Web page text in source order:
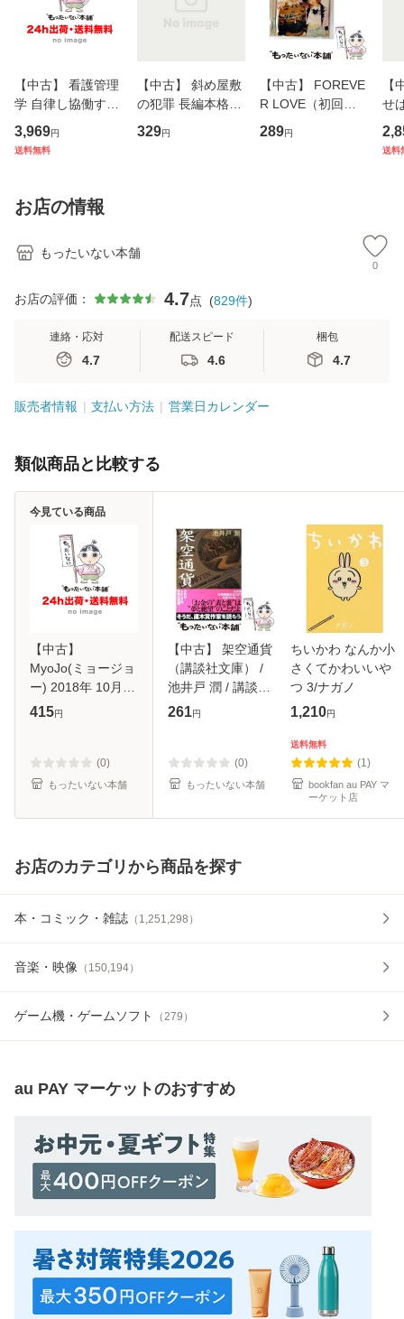
【中古】 看護管理
学 自律し協働する
専門職の看護マネ
ジメントスキル 改
恵 藤本幸三 / 南江
堂 [単行
3,969円
送料無料
【中古】 斜め屋敷
の犯罪 長編本格推
理小説 (光文社文
庫) / 島田荘司 / 光
329円
【中古】 FOREVE
R LOVE（初回生
産限定盤） / 清水
翔太×加藤ミリヤ /
289円
【
せ
タ
送料
お店の情報
もったいない本舗
0
お店の評価： 4.7点 (829件)
連絡・応対
4.7
配送スピード
4.6
梱包
4.7
販売者情報 支払い方法 営業日カレンダー
類似商品と比較する
【中古】
MyoJo(ミョージョ
ー) 2018年 10月号
雑誌 / 集英社 [雑
415円
(0)
もったいない本舗
今見ている商品
【中古】 架空通貨
（講談社文庫） /
池井戸 潤 / 講談社
[文庫]【メール便送
261円
(0)
もったいない本舗
ちいかわ なんか小
さくてかわいいや
つ 3/ナガノ
1,210円
送料無料
(1)
bookfan au PAY マ
ーケット店
お店のカテゴリから商品を探す
本・コミック・雑誌 （ 1,251,298 ）
音楽・映像 （ 150,194）
ゲーム機・ゲームソフト （279 ）
au PAY マーケットのおすすめ